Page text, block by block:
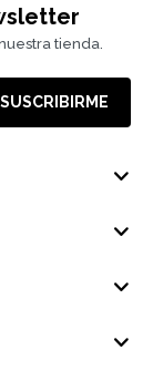
tienda.
SUSCRIBIRME